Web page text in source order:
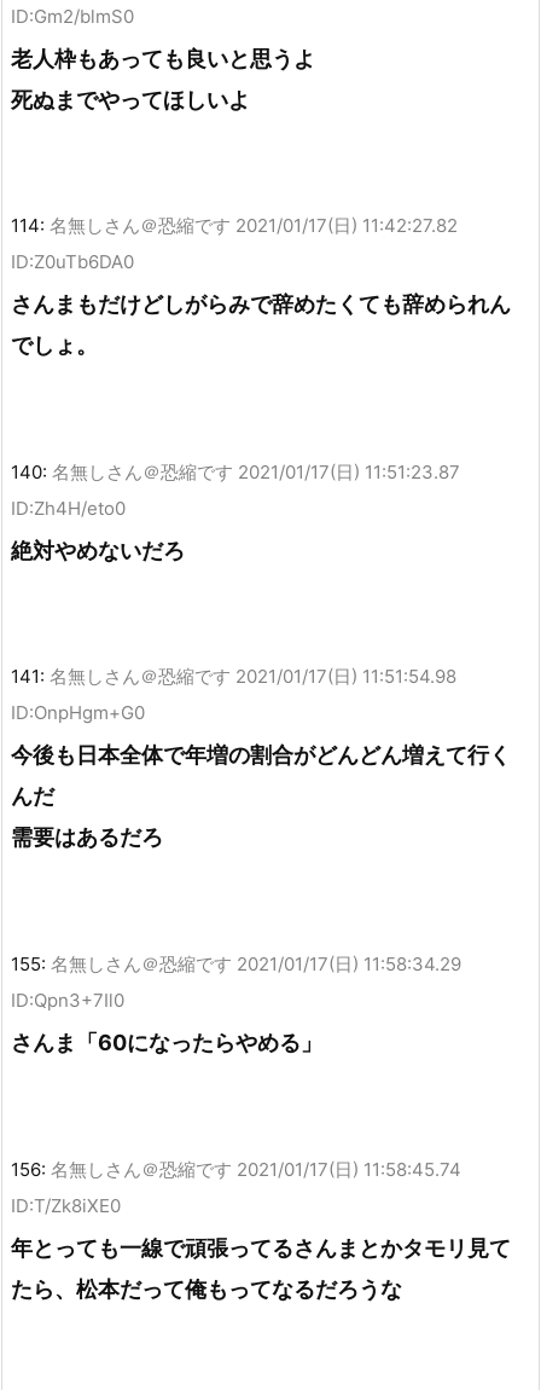
ID:Gm2/blmS0
老人枠もあっても良いと思うよ
死ぬまでやってほしいよ
114: 名無しさん＠恐縮です 2021/01/17(日) 11:42:27.82
ID:Z0uTb6DA0
さんまもだけどしがらみで辞めたくても辞められん
でしょ。
140: 名無しさん＠恐縮です 2021/01/17(日) 11:51:23.87
ID:Zh4H/eto0
絶対やめないだろ
141: 名無しさん＠恐縮です 2021/01/17(日) 11:51:54.98
ID:OnpHgm+G0
今後も日本全体で年増の割合がどんどん増えて行く
んだ
需要はあるだろ
155: 名無しさん＠恐縮です 2021/01/17(日) 11:58:34.29
ID:Qpn3+7Il0
さんま「60になったらやめる」
156: 名無しさん＠恐縮です 2021/01/17(日) 11:58:45.74
ID:T/Zk8iXE0
年とっても一線で頑張ってるさんまとかタモリ見て
たら、松本だって俺もってなるだろうな